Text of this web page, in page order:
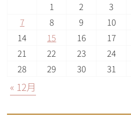
1 2 3
7
8 9 10
14
15 16 17
21
22 23 24
28
29 30 31
« 12月